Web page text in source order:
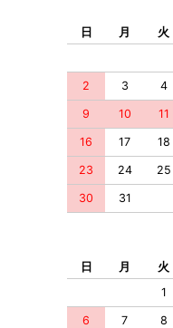
日 月 火
2 3 4
9 10 11
16 17 18
23 24 25
30 31
日 月 火
1
6 7 8